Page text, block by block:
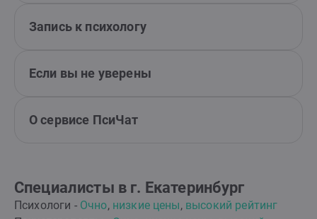
Запись к психологу
Если вы не уверены
О сервисе ПсиЧат
Специалисты в г. Екатеринбург
Психологи - Очно, низкие цены, высокий рейтинг